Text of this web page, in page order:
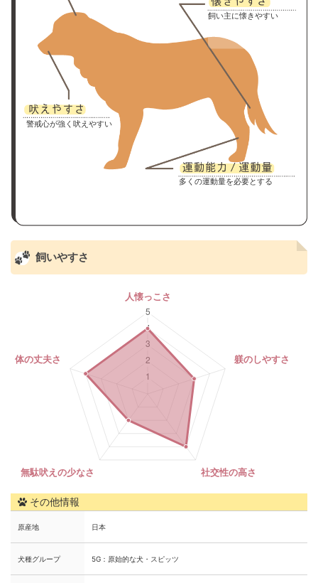
飼い主に懐きやすい
警戒心が強く吠えやすい
多くの運動量を必要とする
飼いやすさ
その他情報
原産地 日本
犬種グループ 5G：原始的な犬・スピッツ